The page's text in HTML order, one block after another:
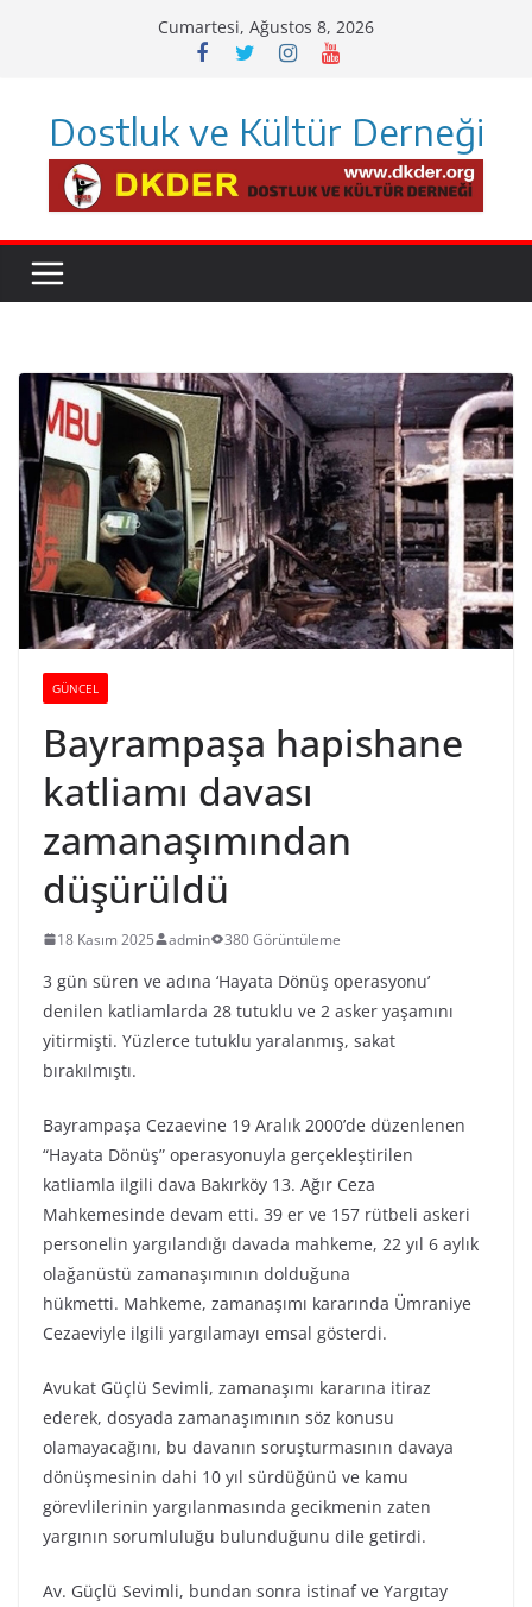
Cumartesi, Ağustos 8, 2026
Dostluk ve Kültür Derneği
GÜNCEL
Bayrampaşa hapishane
katliamı davası
zamanaşımından
düşürüldü
18 Kasım 2025 admin 380 Görüntüleme
3 gün süren ve adına ‘Hayata Dönüş operasyonu’
denilen katliamlarda 28 tutuklu ve 2 asker yaşamını
yitirmişti. Yüzlerce tutuklu yaralanmış, sakat
bırakılmıştı.
Bayrampaşa Cezaevine 19 Aralık 2000’de düzenlenen
“Hayata Dönüş” operasyonuyla gerçekleştirilen
katliamla ilgili dava Bakırköy 13. Ağır Ceza
Mahkemesinde devam etti. 39 er ve 157 rütbeli askeri
personelin yargılandığı davada mahkeme, 22 yıl 6 aylık
olağanüstü zamanaşımının dolduğuna
hükmetti. Mahkeme, zamanaşımı kararında Ümraniye
Cezaeviyle ilgili yargılamayı emsal gösterdi.
Avukat Güçlü Sevimli, zamanaşımı kararına itiraz
ederek, dosyada zamanaşımının söz konusu
olamayacağını, bu davanın soruşturmasının davaya
dönüşmesinin dahi 10 yıl sürdüğünü ve kamu
görevlilerinin yargılanmasında gecikmenin zaten
yargının sorumluluğu bulunduğunu dile getirdi.
Av. Güçlü Sevimli, bundan sonra istinaf ve Yargıtay